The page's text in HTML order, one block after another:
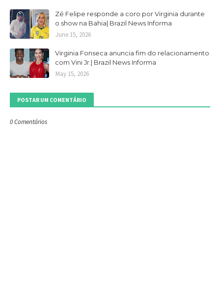
Zé Felipe responde a coro por Virginia durante
o show na Bahia| Brazil News Informa
June 15, 2026
Virginia Fonseca anuncia fim do relacionamento
com Vini Jr.| Brazil News Informa
May 15, 2026
POSTAR UM COMENTÁRIO
0 Comentários